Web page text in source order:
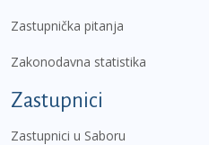
Zastupnička pitanja
Zakonodavna statistika
Zastupnici
Zastupnici u Saboru